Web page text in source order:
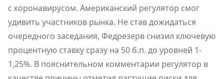
с коронавирусом. Американский регулятор смог
удивить участников рынка. Не став дожидаться
очередного заседания, Федрезерв снизил ключевую
процентную ставку сразу на 50 б.п. до уровней 1-
1,25%. В пояснительном комментарии регулятор в